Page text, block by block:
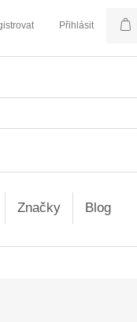
Přihlásit
Značky Blog